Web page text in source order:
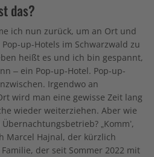
das?
ich nun zurück, um an Ort und
up-Hotels im Schwarzwald zu
heißt es und ich bin gespannt,
– ein Pop-up-Hotel. Pop-up-
Irgendwo an
wird man eine gewisse Zeit lang
wieder weiterziehen. Aber wie
„Komm’,
Marcel Hajnal, der kürzlich
der seit Sommer 2022 mit